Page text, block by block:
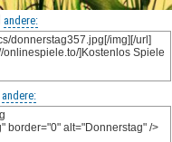
andere:
andere: